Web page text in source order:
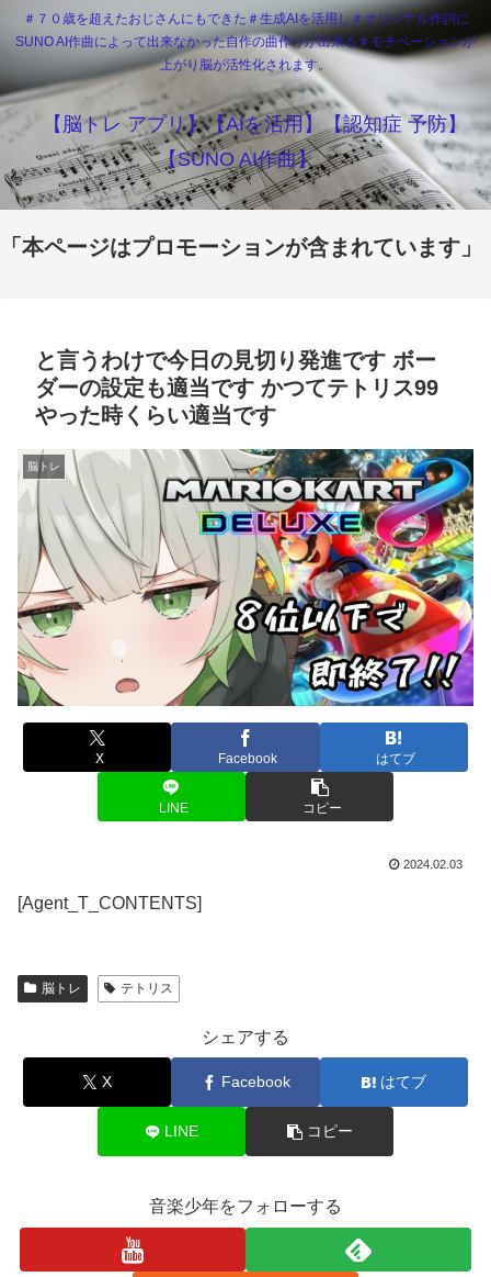
＃７０歳を超えたおじさんにもできた＃生成AIを活用し＃オリジナル作詞に
SUNO AI作曲によって出来なかった自作の曲作りが出来る＃モチベーションが
上がり脳が活性化されます。
【脳トレ アプリ】【AIを活用】【認知症 予防】
【SUNO AI作曲】
「本ページはプロモーションが含まれています」
と言うわけで今日の見切り発進です ボー
ダーの設定も適当です かつてテトリス99
やった時くらい適当です
脳トレ
X Facebook はてブ
LINE コピー
2024.02.03
[Agent_T_CONTENTS]
脳トレ テトリス
シェアする
X Facebook はてブ
LINE コピー
音楽少年をフォローする